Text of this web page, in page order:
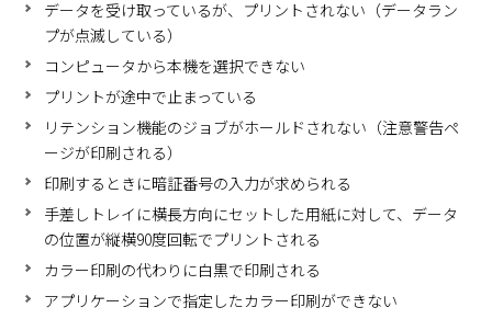
データを受け取っているが、プリントされない（データラン
プが点滅している）
コンピュータから本機を選択できない
プリントが途中で止まっている
リテンション機能のジョブがホールドされない（注意警告ペ
ージが印刷される）
印刷するときに暗証番号の入力が求められる
手差しトレイに横長方向にセットした用紙に対して、データ
の位置が縦横90度回転でプリントされる
カラー印刷の代わりに白黒で印刷される
アプリケーションで指定したカラー印刷ができない